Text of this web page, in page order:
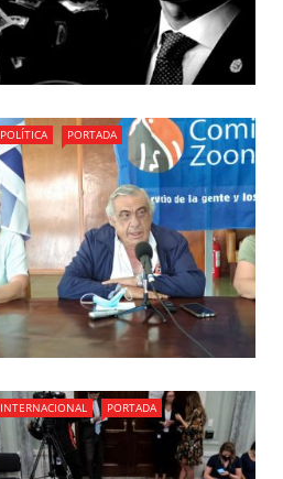
POLÍTICA PORTADA
INTERNACIONAL PORTADA